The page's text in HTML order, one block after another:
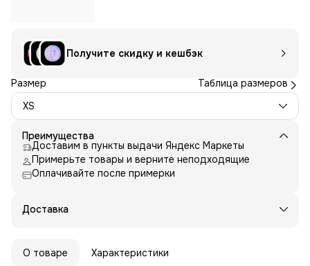
Получите скидку и кешбэк
Размер
Таблица размеров
XS
Преимущества
Доставим в пункты выдачи Яндекс Маркеты
Примерьте товары и верните неподходящие
Оплачивайте после примерки
Доставка
О товаре Характеристики